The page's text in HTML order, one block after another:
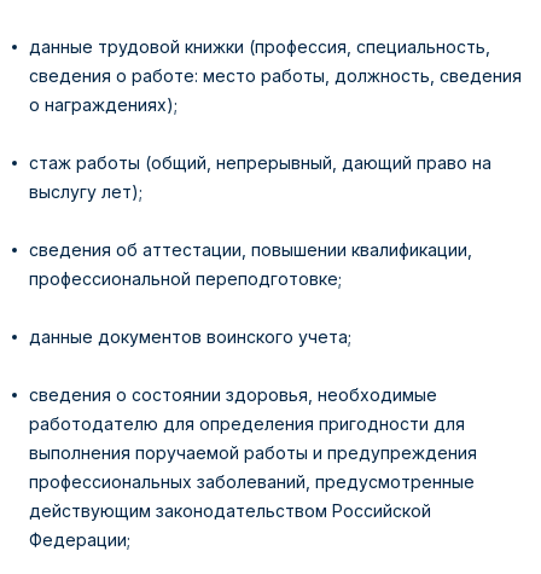
данные трудовой книжки (профессия, специальность,
сведения о работе: место работы, должность, сведения
о награждениях);
стаж работы (общий, непрерывный, дающий право на
выслугу лет);
сведения об аттестации, повышении квалификации,
профессиональной переподготовке;
данные документов воинского учета;
сведения о состоянии здоровья, необходимые
работодателю для определения пригодности для
выполнения поручаемой работы и предупреждения
профессиональных заболеваний, предусмотренные
действующим законодательством Российской
Федерации;